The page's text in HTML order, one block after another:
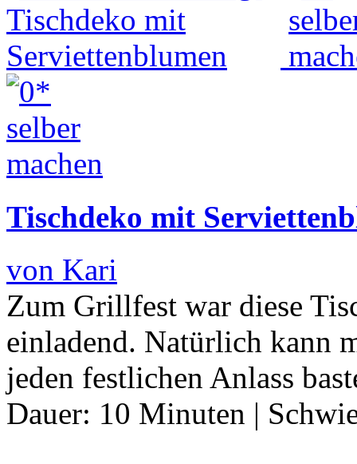
Tischdeko mit
von Kari
Zum Grillfest war diese
einladend. Natürlich kann
jeden festlichen Anlass
Dauer: 10 Minuten |